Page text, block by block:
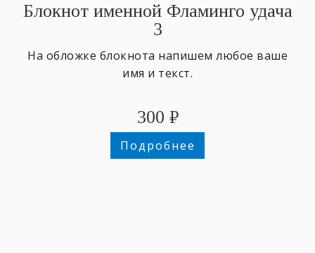
Блокнот именной Фламинго удача
3
На обложке блокнота напишем любое ваше
имя и текст.
300 ₽
Подробнее